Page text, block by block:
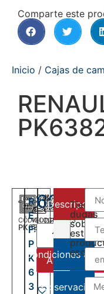
Comparte este
Inicio / Cajas de
CÓDIGO
PK6382
VELOCIDADES
6
DEL:
AL:
R
E
F:
P
K
6
3
600,00
Añadir al
Descripción
Condiciones de
Tienes
dudas
sobre
este